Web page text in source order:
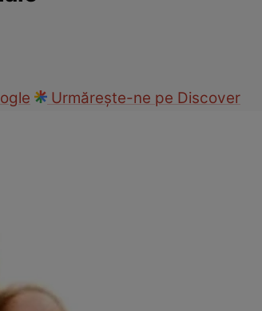
Urmărește-ne pe Discover